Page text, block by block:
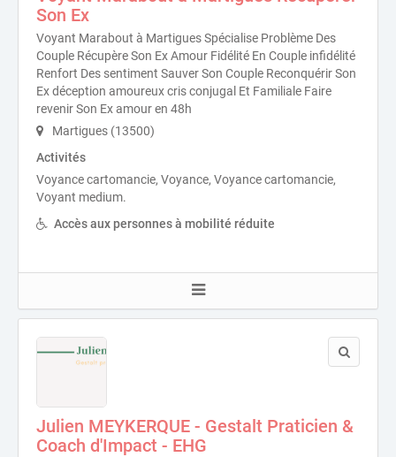
Son Ex
Voyant Marabout à Martigues Spécialise Problème Des
Couple Récupère Son Ex Amour Fidélité En Couple infidélité
Renfort Des sentiment Sauver Son Couple Reconquérir Son
Ex déception amoureux cris conjugal Et Familiale Faire
revenir Son Ex amour en 48h
Martigues (13500)
Activités
Voyance cartomancie, Voyance, Voyance cartomancie,
Voyant medium.
Accès aux personnes à mobilité réduite
Julien MEYKERQUE - Gestalt Praticien &
Coach d'Impact - EHG